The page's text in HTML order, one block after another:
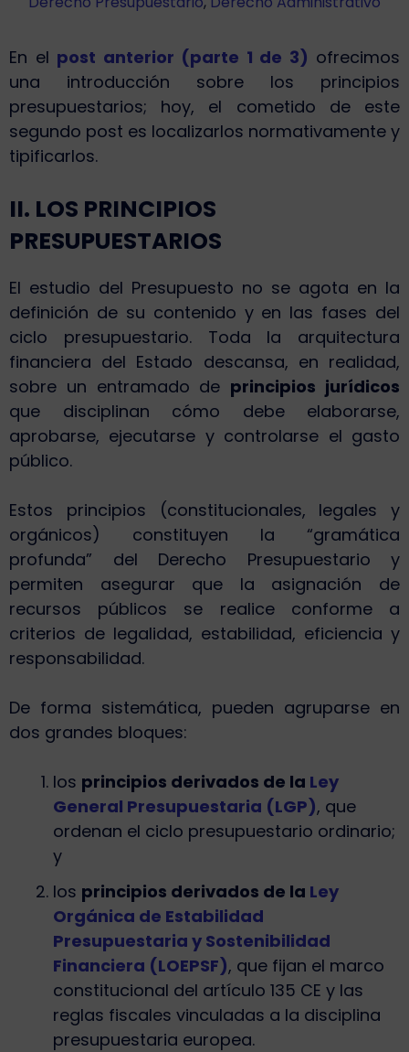
En el post anterior (parte 1 de 3) ofrecimos
una introducción sobre los principios
presupuestarios; hoy, el cometido de este
segundo post es localizarlos normativamente y
tipificarlos.
II. LOS PRINCIPIOS
PRESUPUESTARIOS
El estudio del Presupuesto no se agota en la
definición de su contenido y en las fases del
ciclo presupuestario. Toda la arquitectura
financiera del Estado descansa, en realidad,
sobre un entramado de principios jurídicos
que disciplinan cómo debe elaborarse,
aprobarse, ejecutarse y controlarse el gasto
público.
Estos principios (constitucionales, legales y
orgánicos) constituyen la “gramática
profunda” del Derecho Presupuestario y
permiten asegurar que la asignación de
recursos públicos se realice conforme a
criterios de legalidad, estabilidad, eficiencia y
responsabilidad.
De forma sistemática, pueden agruparse en
dos grandes bloques:
los principios derivados de la Ley
General Presupuestaria (LGP), que
ordenan el ciclo presupuestario ordinario;
y
los principios derivados de la Ley
Orgánica de Estabilidad
Presupuestaria y Sostenibilidad
Financiera (LOEPSF), que fijan el marco
constitucional del artículo 135 CE y las
reglas fiscales vinculadas a la disciplina
presupuestaria europea.